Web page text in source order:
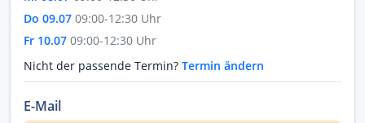
Do 09.07 09:00-12:30 Uhr
Fr 10.07 09:00-12:30 Uhr
Nicht der passende Termin? Termin ändern
E-Mail